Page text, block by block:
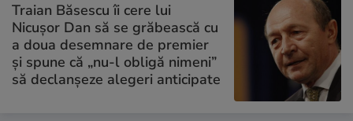
Traian Băsescu îi cere lui
Nicușor Dan să se grăbească cu
a doua desemnare de premier
și spune că „nu-l obligă nimeni”
să declanșeze alegeri anticipate